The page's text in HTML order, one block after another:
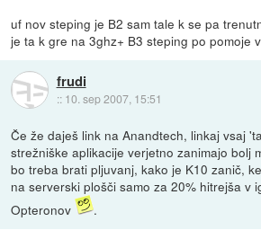
uf nov steping je B2 sam tale k se pa
je ta k gre na 3ghz+ B3 steping po pomoje
frudi
:: 10. sep 2007, 15:51
Če že daješ link na Anandtech, linkaj vsaj
strežniške aplikacije verjetno zanimajo bolj
bo treba brati pljuvanj, kako je K10 zanič,
na serverski plošči samo za 20% hitrejša v
Opteronov
.